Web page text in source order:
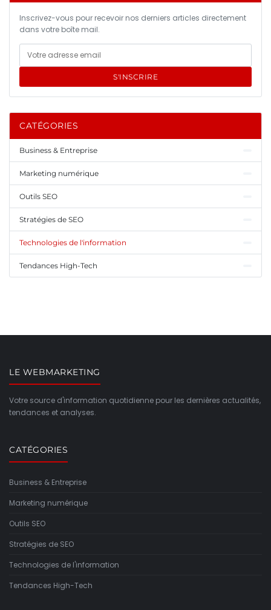
Inscrivez-vous pour recevoir nos derniers articles directement
dans votre boîte mail.
S'INSCRIRE
CATÉGORIES
Business & Entreprise
Marketing numérique
Outils SEO
Stratégies de SEO
Technologies de l'information
Tendances High-Tech
LE WEBMARKETING
Votre source d'information quotidienne pour les dernières actualités,
tendances et analyses.
CATÉGORIES
Business & Entreprise
Marketing numérique
Outils SEO
Stratégies de SEO
Technologies de l'information
Tendances High-Tech